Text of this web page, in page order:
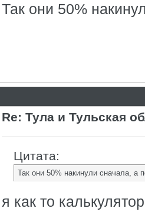
Так они 50%
Re: Тула и Тульская
Цитата:
Так они 50% накинули сначала, а
я как то